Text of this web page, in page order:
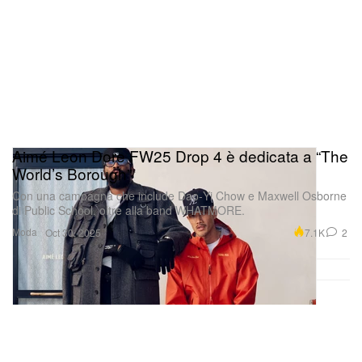
Moda
Aimé Leon Dore FW25 Drop 4 è dedicata a “The
World’s Borough”
Con una campagna che include Dao‑Yi Chow e Maxwell Osborne
di Public School, oltre alla band WHATMORE.
Oct 30, 2025 7.1K 2